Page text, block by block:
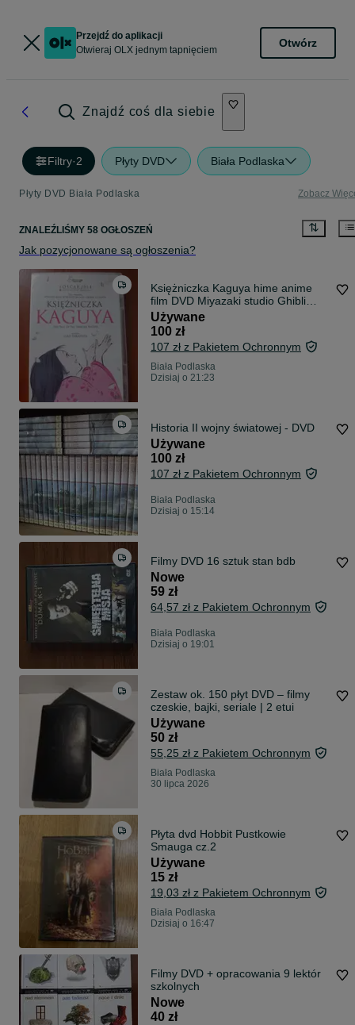
Przejdź do aplikacji
Otwieraj OLX jednym tapnięciem
Otwórz
Znajdź coś dla siebie
Filtry·2 Płyty DVD Biała Podlaska
Płyty DVD Biała Podlaska Zobacz
ZNALEŹLIŚMY 58 OGŁOSZEŃ
Jak pozycjonowane są ogłoszenia?
Księżniczka Kaguya hime anime
film DVD Miyazaki studio Ghibli
unikat
Używane
100 zł
107 zł z Pakietem Ochronnym
Biała Podlaska
Dzisiaj o 21:23
Historia II wojny światowej - DVD
Używane
100 zł
107 zł z Pakietem Ochronnym
Biała Podlaska
Dzisiaj o 15:14
Filmy DVD 16 sztuk stan bdb
Nowe
59 zł
64,57 zł z Pakietem Ochronnym
Biała Podlaska
Dzisiaj o 19:01
Zestaw ok. 150 płyt DVD – filmy
czeskie, bajki, seriale | 2 etui
Używane
50 zł
55,25 zł z Pakietem Ochronnym
Biała Podlaska
30 lipca 2026
Płyta dvd Hobbit Pustkowie
Smauga cz.2
Używane
15 zł
19,03 zł z Pakietem Ochronnym
Biała Podlaska
Dzisiaj o 16:47
Filmy DVD + opracowania 9 lektór
szkolnych
Nowe
40 zł